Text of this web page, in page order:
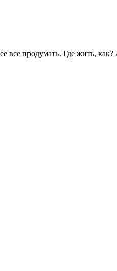
продумать. Где жить,